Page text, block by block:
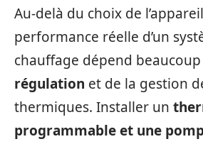
Au‑delà du choix de
performance réelle d’un
chauffage dépend
régulation et de la gestion
thermiques. Installer un
programmable et une